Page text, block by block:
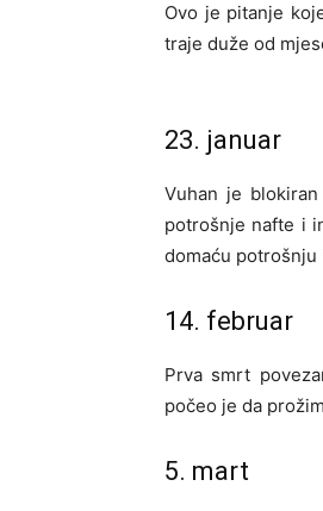
Ovo je pitanje
traje duže od
23. januar
Vuhan je
potrošnje nafte i
domaću potrošnju
14. februar
Prva smrt
počeo je da
5. mart